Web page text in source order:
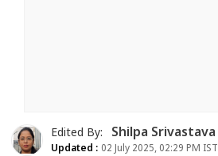
Edited By: Shilpa Srivastava
Updated : 02 July 2025, 02:29 PM IST